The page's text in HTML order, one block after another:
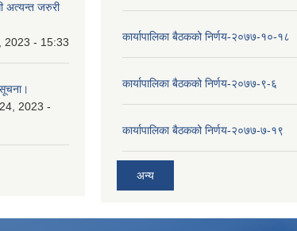
अत्यन्त जरुरी
2023 - 15:33
2023 -
कार्यापालिका बैठकको निर्णय-२०७७-१०-१८
कार्यापालिका बैठकको निर्णय-२०७७-९-६
कार्यापालिका बैठकको निर्णय-२०७७-७-१९
अन्य